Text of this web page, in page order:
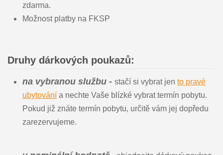
zdarma.
Možnost platby na FKSP
Druhy dárkových poukazů:
na vybranou službu- stačí si vybrat jen to pravé
ubytovánía nechte Vaše blízké vybrat termín pobytu.
Pokud již znáte termín pobytu, určitě vám jej dopředu
zarezervujeme.